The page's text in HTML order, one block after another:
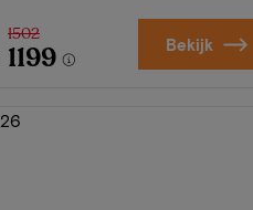
1502
1199 Bekijk